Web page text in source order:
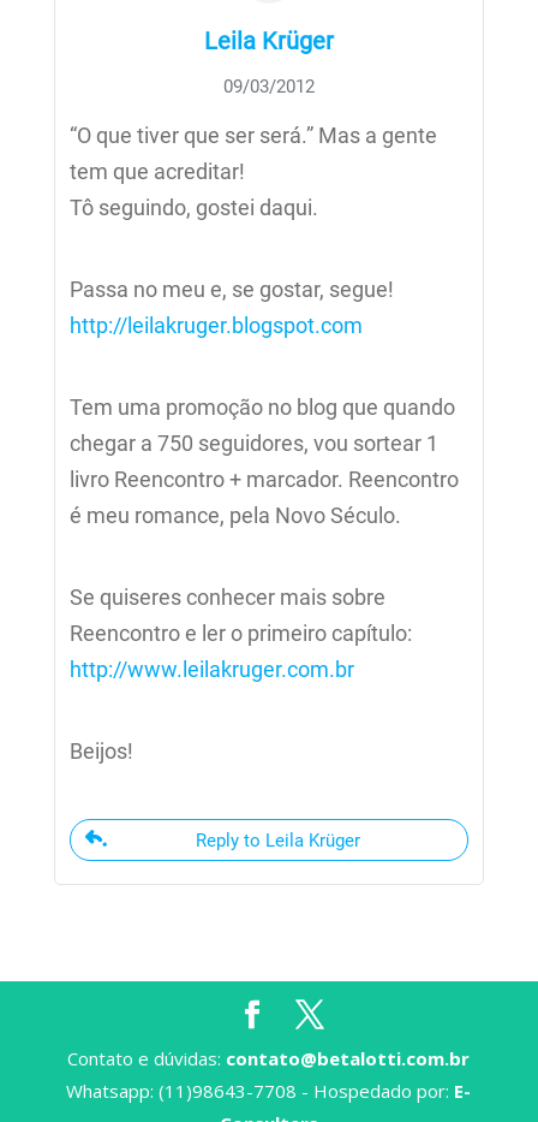
Leila Krüger
09/03/2012
“O que tiver que ser será.” Mas a gente
tem que acreditar!
Tô seguindo, gostei daqui.
Passa no meu e, se gostar, segue!
http://leilakruger.blogspot.com
Tem uma promoção no blog que quando
chegar a 750 seguidores, vou sortear 1
livro Reencontro + marcador. Reencontro
é meu romance, pela Novo Século.
Se quiseres conhecer mais sobre
Reencontro e ler o primeiro capítulo:
http://www.leilakruger.com.br
Beijos!
Reply to Leila Krüger
Contato e dúvidas: contato@betalotti.com.br
Whatsapp: (11)98643-7708 - Hospedado por: E-